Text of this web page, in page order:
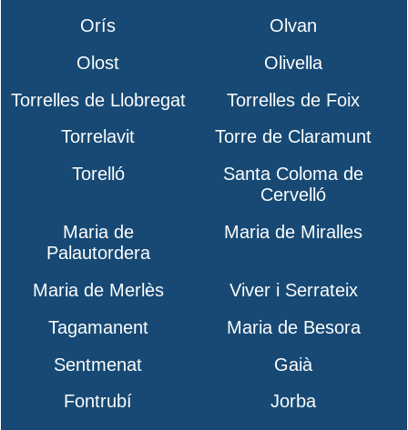
Orís
Olvan
Olost
Olivella
Torrelles de Llobregat
Torrelles de Foix
Torrelavit
Torre de Claramunt
Torelló
Santa Coloma de
Cervelló
Maria de
Palautordera
Maria de Miralles
Maria de Merlès
Viver i Serrateix
Tagamanent
Maria de Besora
Sentmenat
Gaià
Fontrubí
Jorba